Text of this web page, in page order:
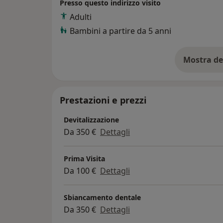
l’inserimento di lame nell’osso della
il prof Linkow. Così, respirando questa
dedicandomi da subito all’argomento più
dei muscoli e delle articolazioni temporo-
Presso questo indirizzo visito
Adulti
Bambini a partire da 5 anni
Mostra
Prestazioni e prezzi
Devitalizzazione
Da 350 € Dettagli
Prima Visita
Da 100 € Dettagli
Sbiancamento dentale
Da 350 € Dettagli